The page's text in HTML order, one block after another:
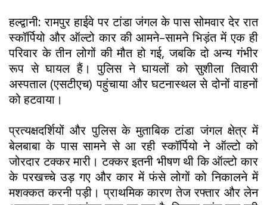
हल्द्वानी: रामपुर हाईवे पर टांडा जंगल के पास सोमवार देर रात
स्कॉर्पियो और ऑल्टो कार की आमने–सामने भिड़ंत में एक ही
परिवार के तीन लोगों की मौत हो गई, जबकि दो अन्य गंभीर
रूप से घायल हैं। पुलिस ने घायलों को सुशीला तिवारी
अस्पताल (एसटीएच) पहुंचाया और घटनास्थल से दोनों वाहनों
को हटवाया।
प्रत्यक्षदर्शियों और पुलिस के मुताबिक टांडा जंगल क्षेत्र में
बेलबाबा के पास सामने से आ रही स्कॉर्पियो ने ऑल्टो को
जोरदार टक्कर मारी। टक्कर इतनी भीषण थी कि ऑल्टो कार
के परखच्चे उड़ गए और कार में फंसे लोगों को निकालने में
मशक्कत करनी पड़ी। प्राथमिक कारण तेज रफ्तार और लेन